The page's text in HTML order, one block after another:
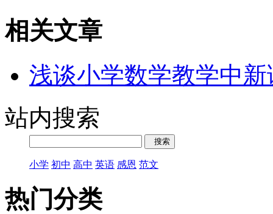
相关文章
浅谈小学数学教学中
站内搜索
小学 初中 高中 英语 感恩 范文
热门分类